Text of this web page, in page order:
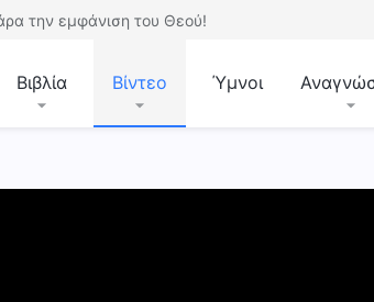
την εμφάνιση του Θεού!
Βιβλία Βίντεο Ύμνοι